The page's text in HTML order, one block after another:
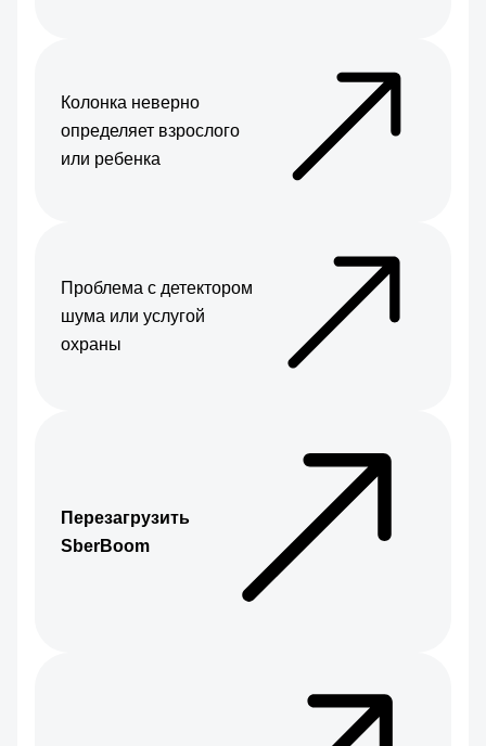
Колонка неверно
определяет взрослого
или ребенка
Проблема с детектором
шума или услугой
охраны
Перезагрузить
SberBoom